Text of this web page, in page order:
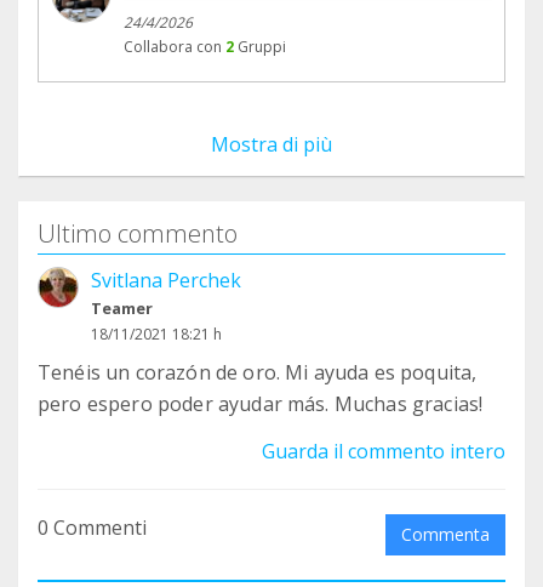
24/4/2026
Collabora con 2 Gruppi
Mostra di più
Ultimo commento
Svitlana Perchek
Teamer
18/11/2021 18:21 h
Tenéis un corazón de oro. Mi ayuda es poquita,
pero espero poder ayudar más. Muchas gracias!
Guarda il commento intero
0 Commenti Commenta